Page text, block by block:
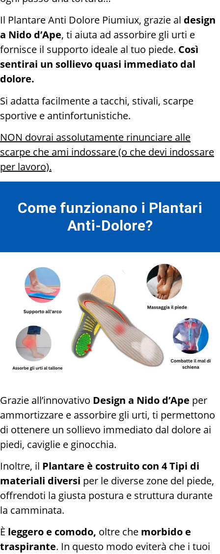
Il Plantare Anti Dolore Piumiux, grazie al design
a Nido d’Ape, ti aiuta ad assorbire gli urti e
fornisce il supporto ideale al tuo piede. Così
sentirai un sollievo quasi immediato dal
dolore.
Si adatta facilmente a tacchi, stivali, scarpe
sportive e antinfortunistiche.
NON dovrai assolutamente rinunciare alle
scarpe che ami indossare (o che devi indossare
per lavoro).
Come funzionano i Plantari
Anti-Dolore?
Grazie all’innovativo Design a Nido d’Ape per
ammortizzare e assorbire gli urti, ti permettono
di ottenere un sollievo immediato dal dolore ai
piedi, caviglie e ginocchia.
Inoltre, il Plantare è costruito con 4 Tipi di
materiali diversi per le diverse zone del piede,
offrendoti la giusta postura e struttura durante
la camminata.
È leggero e comodo, oltre che morbido e
traspirante. In questo modo eviterà che i tuoi